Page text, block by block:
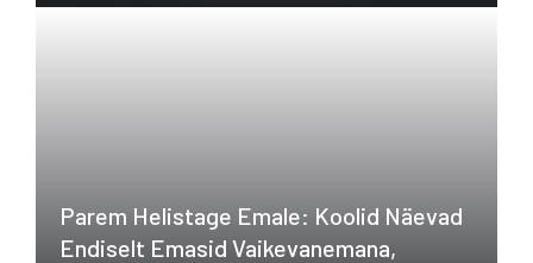
Parem Helistage Emale: Koolid Näevad
Endiselt Emasid Vaikevanemana,